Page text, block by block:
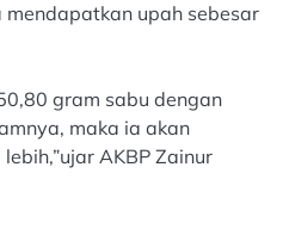
upah sebesar
gram sabu dengan
maka ia akan
AKBP Zainur